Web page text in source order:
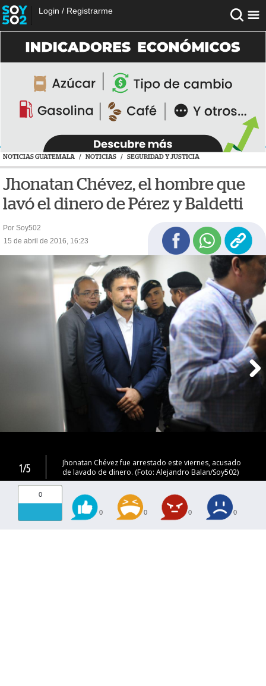
Login / Registrarme
NOTICIAS GUATEMALA / NOTICIAS / SEGURIDAD Y JUSTICIA
Jhonatan Chévez, el hombre que
lavó el dinero de Pérez y Baldetti
Por Soy502
15 de abril de 2016, 16:23
1/5
Jhonatan Chévez fue arrestado este viernes, acusado
de lavado de dinero. (Foto: Alejandro Balan/Soy502)
0
0 0 0 0